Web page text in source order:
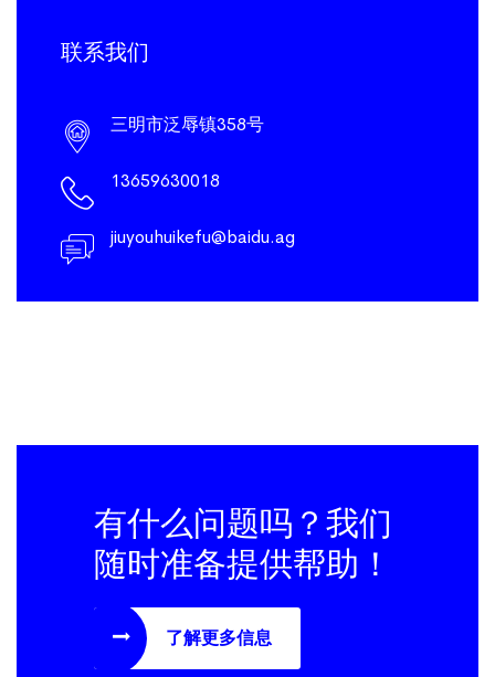
联系我们
三明市泛辱镇358号
13659630018
jiuyouhuikefu@baidu.ag
有什么问题吗？我们
随时准备提供帮助！
了解更多信息